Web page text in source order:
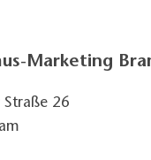
Marketing
Straße 26